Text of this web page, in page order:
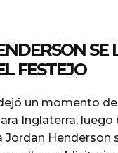
SE
FESTEJO
un momento de
Inglaterra, luego
Henderson